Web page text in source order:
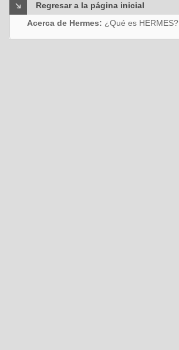
Regresar a la página inicial
Acerca de Hermes: ¿Qué es HERMES?